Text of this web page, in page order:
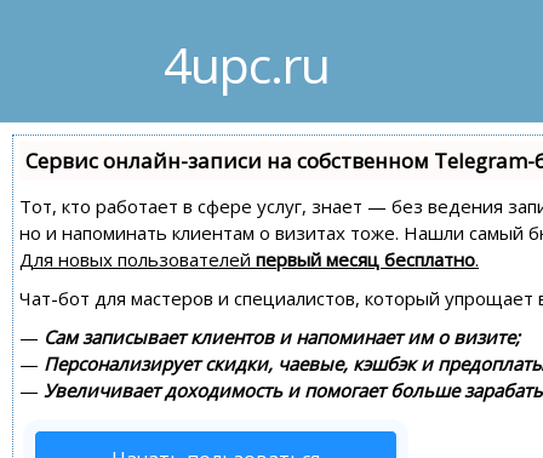
4upc.ru
Сервис онлайн-записи на собственном Telegram-
Тот, кто работает в сфере услуг, знает — без ведения
но и напоминать клиентам о визитах тоже. Нашли самый
Для новых пользователей первый месяц бесплатно.
Чат-бот для мастеров и специалистов, который упрощает
— Сам записывает клиентов и напоминает им о визите;
— Персонализирует скидки, чаевые, кэшбэк и
— Увеличивает доходимость и помогает больше